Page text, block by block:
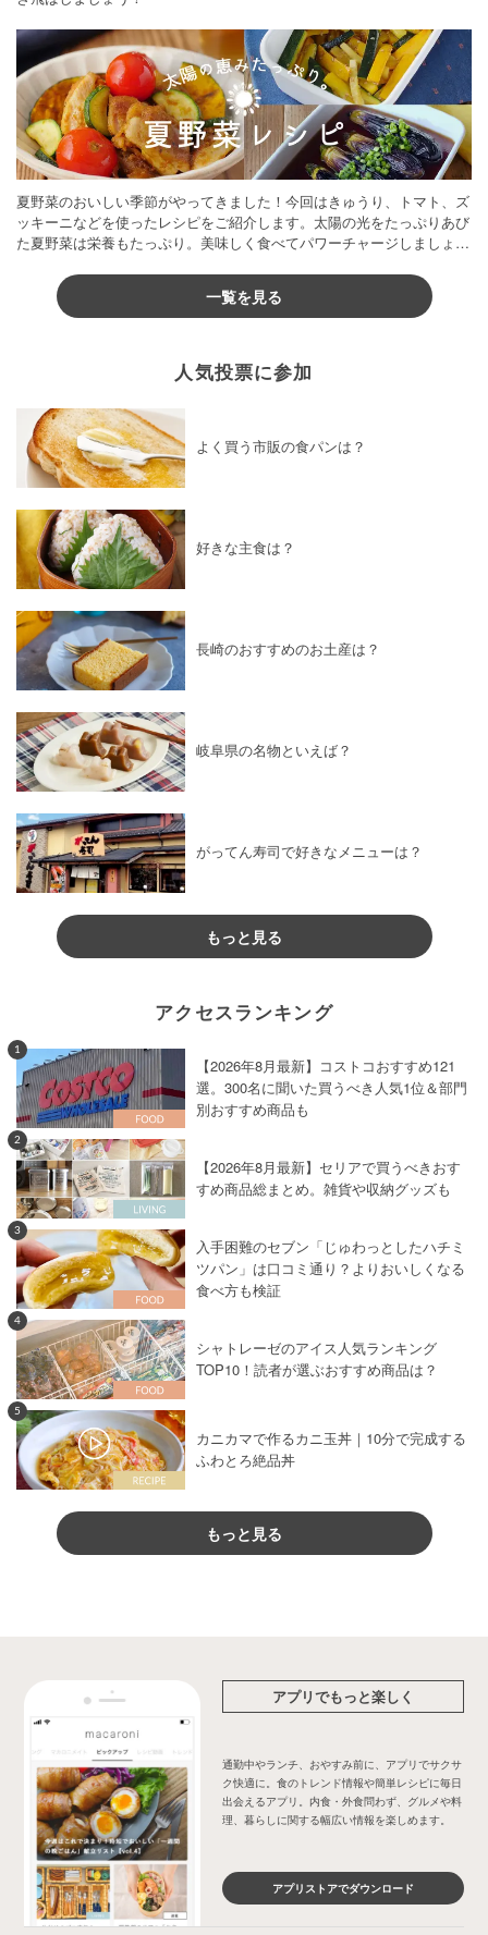
夏野菜のおいしい季節がやってきました！今回はきゅうり、トマト、ズ
ッキーニなどを使ったレシピをご紹介します。太陽の光をたっぷりあび
た夏野菜は栄養もたっぷり。美味しく食べてパワーチャージしましょう
一覧を見る
人気投票に参加
よく買う市販の食パンは？
好きな主食は？
長崎のおすすめのお土産は？
岐阜県の名物といえば？
がってん寿司で好きなメニューは？
もっと見る
アクセスランキング
1
【2026年8月最新】コストコおすすめ121
選。300名に聞いた買うべき人気1位＆部門
別おすすめ商品も
2
【2026年8月最新】セリアで買うべきおす
すめ商品総まとめ。雑貨や収納グッズも
3
入手困難のセブン「じゅわっとしたハチミ
ツパン」は口コミ通り？よりおいしくなる
食べ方も検証
4
シャトレーゼのアイス人気ランキング
TOP10！読者が選ぶおすすめ商品は？
5
カニカマで作るカニ玉丼｜10分で完成する
ふわとろ絶品丼
もっと見る
アプリでもっと楽しく
通勤中やランチ、おやすみ前に、アプリでサクサ
ク快適に。食のトレンド情報や簡単レシピに毎日
出会えるアプリ。内食・外食問わず、グルメや料
理、暮らしに関する幅広い情報を楽しめます。
アプリストアでダウンロード